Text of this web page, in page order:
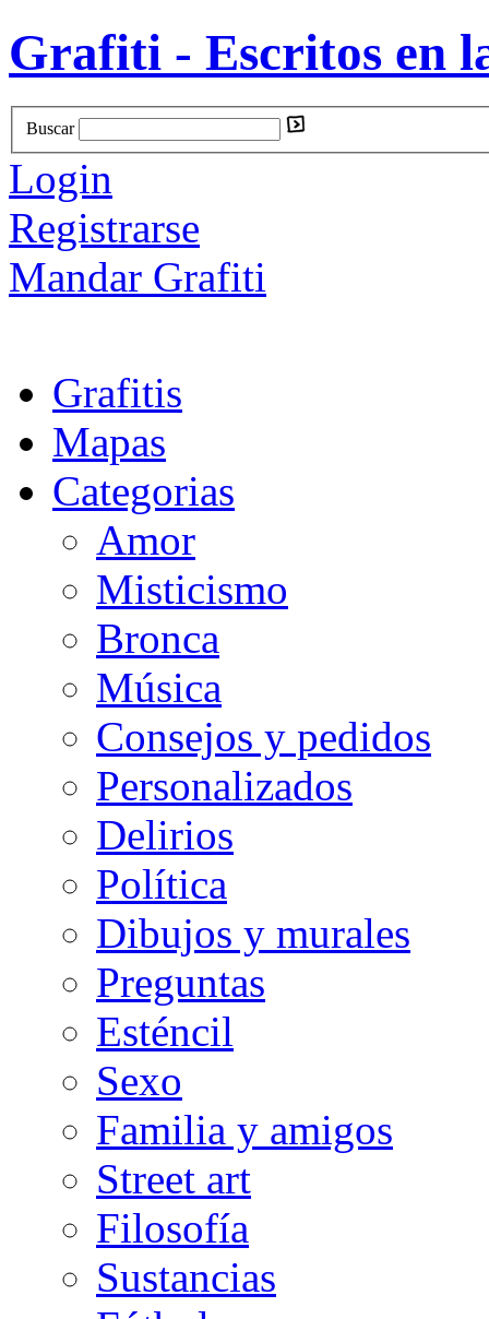
Grafiti - Escritos en
Buscar
Login
Registrarse
Mandar Grafiti
Grafitis
Mapas
Categorias
Amor
Misticismo
Bronca
Música
Consejos y pedidos
Personalizados
Delirios
Política
Dibujos y murales
Preguntas
Esténcil
Sexo
Familia y amigos
Street art
Filosofía
Sustancias